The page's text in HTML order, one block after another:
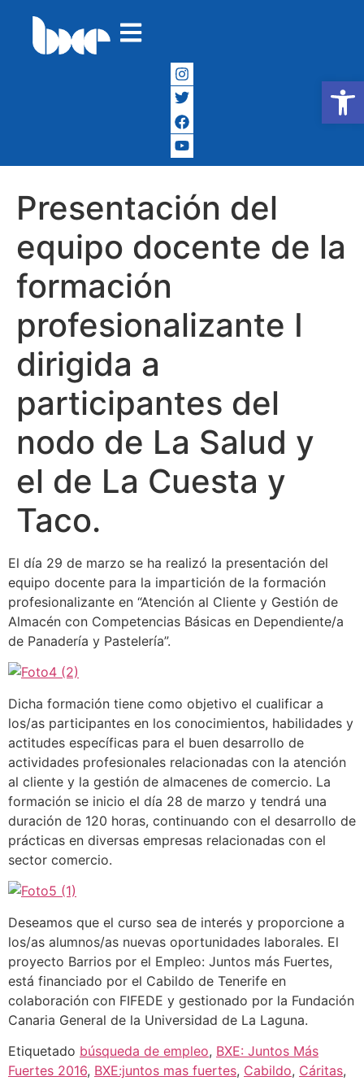
Abrir
Presentación del
equipo docente de la
formación
profesionalizante I
dirigida a
participantes del
nodo de La Salud y
el de La Cuesta y
Taco.
El día 29 de marzo se ha realizó la presentación del
equipo docente para la impartición de la formación
profesionalizante en “Atención al Cliente y Gestión de
Almacén con Competencias Básicas en Dependiente/a
de Panadería y Pastelería”.
Dicha formación tiene como objetivo el cualificar a
los/as participantes en los conocimientos, habilidades y
actitudes específicas para el buen desarrollo de
actividades profesionales relacionadas con la atención
al cliente y la gestión de almacenes de comercio. La
formación se inicio el día 28 de marzo y tendrá una
duración de 120 horas, continuando con el desarrollo de
prácticas en diversas empresas relacionadas con el
sector comercio.
Deseamos que el curso sea de interés y proporcione a
los/as alumnos/as nuevas oportunidades laborales. El
proyecto Barrios por el Empleo: Juntos más Fuertes,
está financiado por el Cabildo de Tenerife en
colaboración con FIFEDE y gestionado por la Fundación
Canaria General de la Universidad de La Laguna.
Etiquetado búsqueda de empleo, BXE: Juntos Más
Fuertes 2016, BXE:juntos mas fuertes, Cabildo, Cáritas,